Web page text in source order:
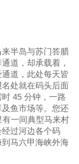
半岛与苏门答腊
道，却承载着，
道，此处每天皆
处就在码头后面
45 分钟，一路
鱼市场等。您还
一间典型马来村
过河边各个码
马六甲海峡外海